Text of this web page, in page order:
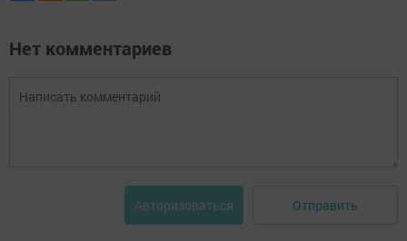
Нет комментариев
Авторизоваться Отправить